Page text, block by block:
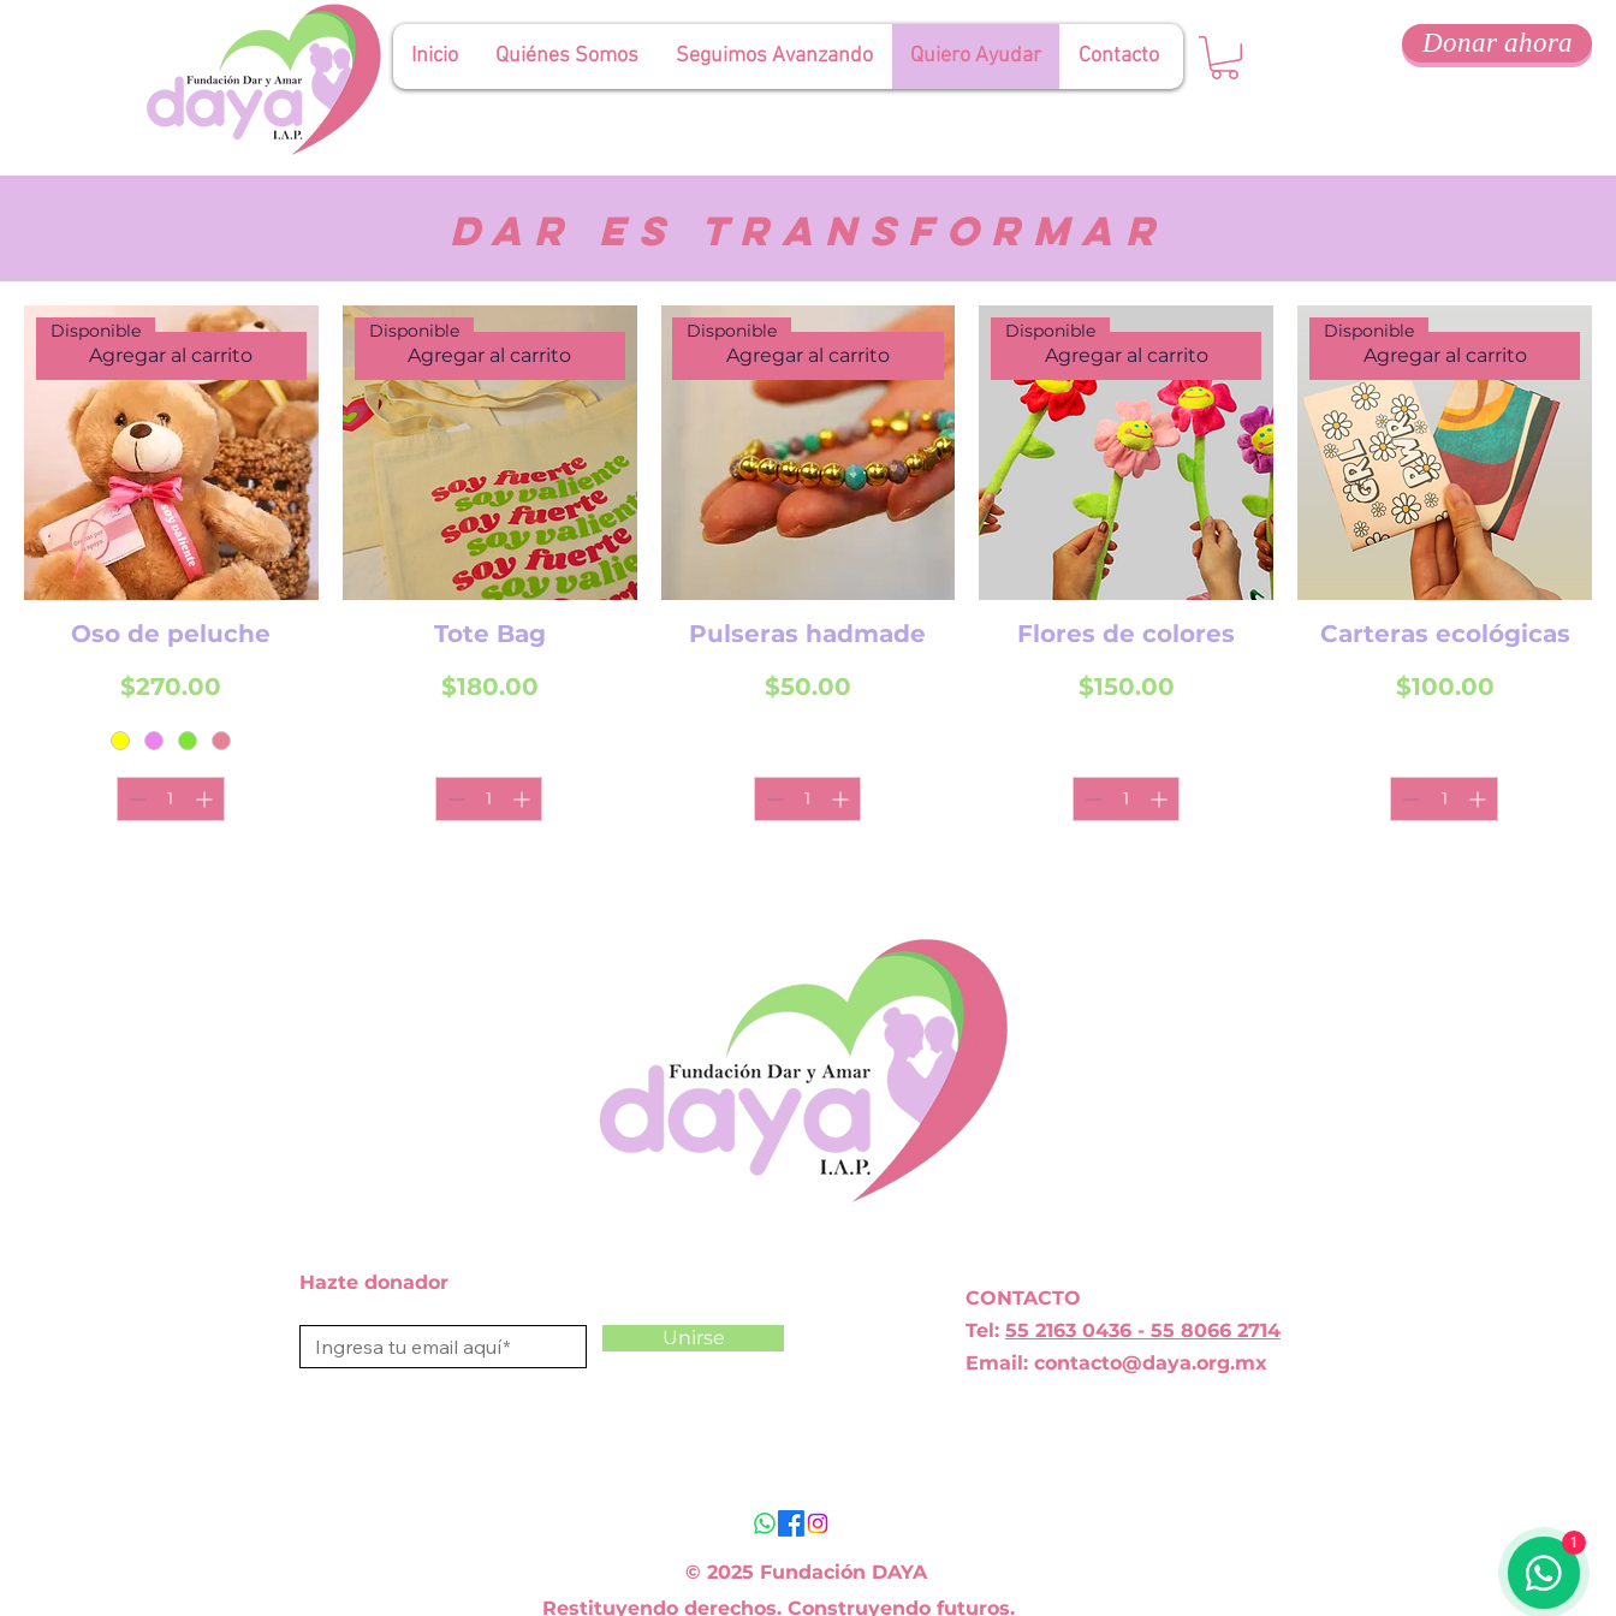
Inicio Quiénes Somos Seguimos Avanzando Quiero Ayudar Contacto Donar ahora
Dar es transformar
Agregar al carrito
Disponible
Oso de peluche
Precio
$270.00
Agregar al carrito
Disponible
Tote Bag
Precio
$180.00
Agregar al carrito
Disponible
Pulseras hadmade
Precio
$50.00
Agregar al carrito
Disponible
Flores de colores
Precio
$150.00
Agregar al carrito
Disponible
Carteras ecológicas
Precio
$100.00
Hazte donador
Unirse
CONTACTO
Tel: 55 2163 0436 - 55 8066 2714
Email: contacto@daya.org.mx
© 2025 Fundación DAYA
Restituyendo derechos. Construyendo futuros.
1